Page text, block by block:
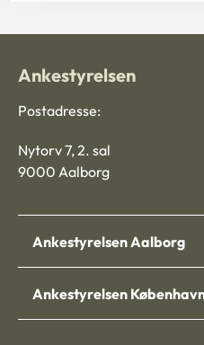
Ankestyrelsen
Postadresse:
Nytorv 7, 2. sal
9000 Aalborg
Ankestyrelsen Aalborg
Ankestyrelsen